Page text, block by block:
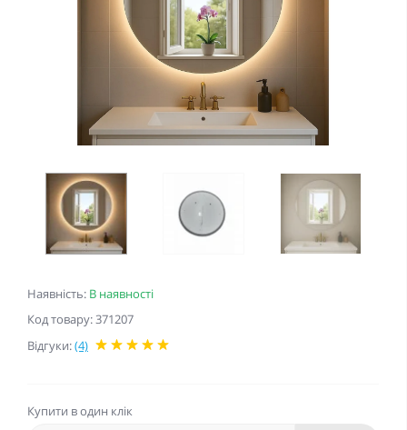
Наявність: В наявності
Код товару: 371207
Відгуки:(4)
Купити в один клік